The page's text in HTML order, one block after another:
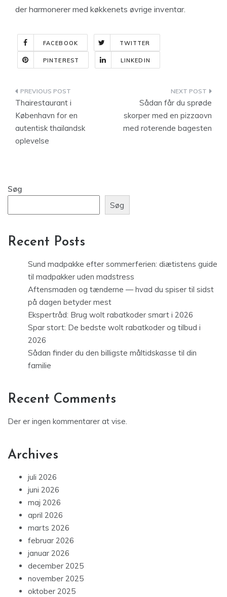
der harmonerer med køkkenets øvrige inventar.
FACEBOOK TWITTER
PINTEREST LINKEDIN
Indlægsnavigation
Thairestaurant i
København for en
autentisk thailandsk
oplevelse
Sådan får du sprøde
skorper med en pizzaovn
med roterende bagesten
Søg
Søg
Recent Posts
Sund madpakke efter sommerferien: diætistens guide
til madpakker uden madstress
Aftensmaden og tænderne — hvad du spiser til sidst
på dagen betyder mest
Ekspertråd: Brug wolt rabatkoder smart i 2026
Spar stort: De bedste wolt rabatkoder og tilbud i
2026
Sådan finder du den billigste måltidskasse til din
familie
Recent Comments
Der er ingen kommentarer at vise.
Archives
juli 2026
juni 2026
maj 2026
april 2026
marts 2026
februar 2026
januar 2026
december 2025
november 2025
oktober 2025